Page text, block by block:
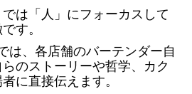
は「人」にフォーカスして
す。
は、各店舗のバーテンダー自
のストーリーや哲学、カク
に直接伝えます。